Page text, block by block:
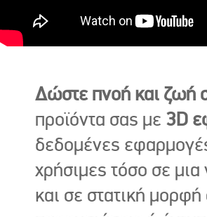
Δώστε πνοή και ζωή
προϊόντα σας με 3D
δεδομένες
χρήσιμες τόσο σε
και σε στατική